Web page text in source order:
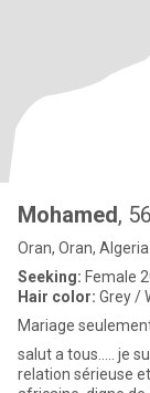
Mohamed, 56
Oran, Oran, Algeria
Seeking: Female
Hair color: Grey /
Mariage
salut a tous..... je suis un homme simple Algérien. .
relation sérieuse et